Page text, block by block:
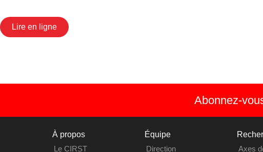
Lire en ligne
Abonnez-
À propos
Le CIRST
Équipe
Direction
Axes